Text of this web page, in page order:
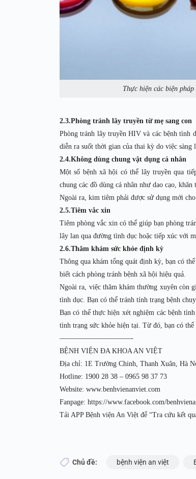
Thực hiện các biện
2.3.Phòng tránh lây truyền từ mẹ sang con
Phòng tránh lây truyền HIV và các bệnh tình
diễn ra suốt thời gian của thai kỳ do việc sàng
2.4.Không dùng chung vật dụng cá nhân
Một số bệnh xã hội có thể lây truyền qua
chung các đồ dùng cá nhân như dao cạo,
Ngoài ra, kim tiêm phải được sử dụng mới
2.5.Tiêm vắc xin
Tiêm phòng vắc xin có thể giúp bạn phòng
lây lan qua đường tình dục hoặc tiếp xúc với
2.6.Thăm khám sức khỏe định kỳ
Thông qua khám tổng quát định kỳ, bạn có
biết cách phòng tránh bệnh xã hội hiệu quả.
Ngoài ra, việc thăm khám thường xuyên còn
tình dục. Bạn có thể tránh tính trạng bệnh
Bạn có thể thực hiện xét nghiệm các bệnh
tình trạng sức khỏe hiện tại. Từ đó, bạn có
——————————-
BỆNH VIỆN ĐA KHOA AN VIỆT
Địa chỉ: 1E Trường Chinh, Thanh Xuân, Hà
Hotline: 1900 28 38 – 0965 98 37 73
Website: www.benhvienanviet.com
Fanpage: https://www.facebook.com/
Tải APP Bệnh viện An Việt để “Tra cứu kết
Chủ đề: bệnh viện an việt